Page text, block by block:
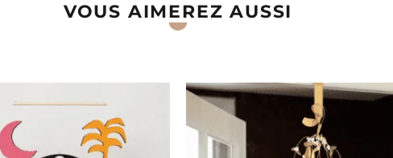
VOUS AIMEREZ AUSSI